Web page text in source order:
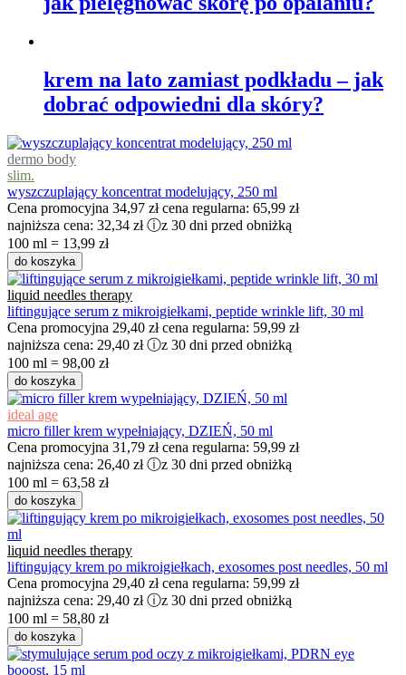
krem na lato zamiast podkładu – jak
dobrać odpowiedni dla skóry?
dermo body
slim.
wyszczuplający koncentrat modelujący, 250 ml
Cena promocyjna 34,97 zł cena regularna: 65,99 zł
najniższa cena: 32,34 zł ⓘz 30 dni przed obniżką
100 ml = 13,99 zł
do koszyka
liquid needles therapy
liftingujące serum z mikroigiełkami, peptide wrinkle lift, 30 ml
Cena promocyjna 29,40 zł cena regularna: 59,99 zł
najniższa cena: 29,40 zł ⓘz 30 dni przed obniżką
100 ml = 98,00 zł
do koszyka
ideal age
micro filler krem wypełniający, DZIEŃ, 50 ml
Cena promocyjna 31,79 zł cena regularna: 59,99 zł
najniższa cena: 26,40 zł ⓘz 30 dni przed obniżką
100 ml = 63,58 zł
do koszyka
liquid needles therapy
liftingujący krem po mikroigiełkach, exosomes post needles, 50 ml
Cena promocyjna 29,40 zł cena regularna: 59,99 zł
najniższa cena: 29,40 zł ⓘz 30 dni przed obniżką
100 ml = 58,80 zł
do koszyka